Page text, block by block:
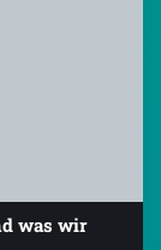
was wir